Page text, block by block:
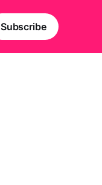
Subscribe